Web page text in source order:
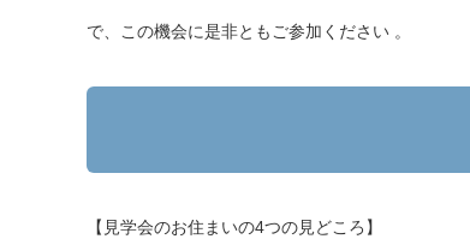
で、この機会に是非ともご参加ください 。
【見学会のお住まいの4つの見どころ】